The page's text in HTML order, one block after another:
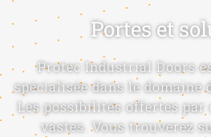
Portes et
Protec Industrial Doors
spécialisée dans le domaine
Les possibilités offertes par
vastes. Vous trouverez